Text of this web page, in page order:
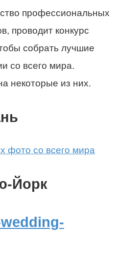
профессиональных
проводит конкурс
собрать лучшие
со всего мира.
некоторые из них.
Йорк